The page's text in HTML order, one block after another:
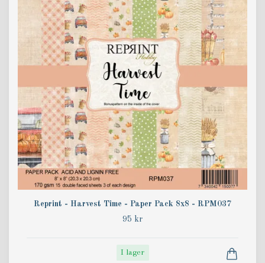
Reprint - Harvest Time - Paper Pack 8x8 - RPM037
95 kr
I lager